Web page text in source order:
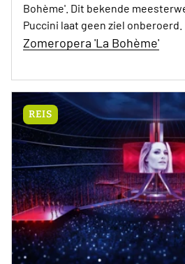
Bohème'. Dit bekende
Puccini laat geen ziel onberoerd.
Zomeropera 'La Bohème'
REIS